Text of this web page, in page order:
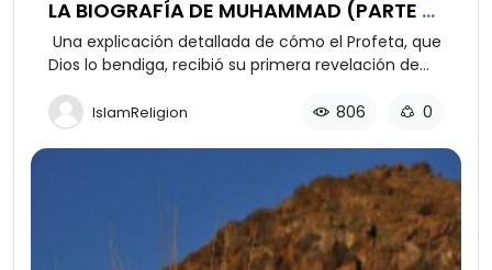
LA BIOGRAFÍA DE MUHAMMAD (PARTE 3
DE 12)
Una explicación detallada de cómo el Profeta, que
Dios lo bendiga, recibió su primera revelación de
IslamReligion 806 0